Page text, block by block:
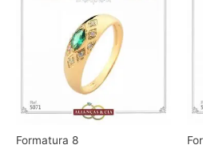
Formatura 8